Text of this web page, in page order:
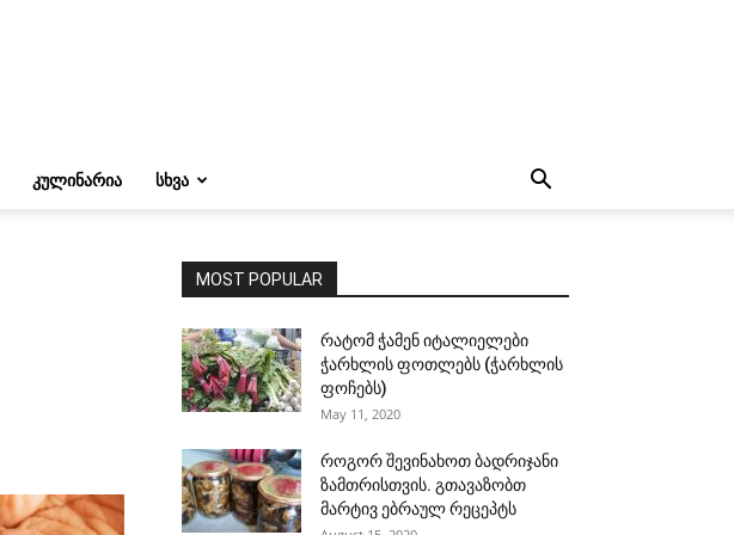
ᲙᲣᲚᲘᲜᲐᲠᲘᲐ ᲡᲮᲕᲐ
MOST POPULAR
რატომ ჭამენ იტალიელები
ჭარხლის ფოთლებს (ჭარხლის
ფოჩებს)
May 11, 2020
როგორ შევინახოთ ბადრიჯანი
ზამთრისთვის. გთავაზობთ
მარტივ ებრაულ რეცეპტს